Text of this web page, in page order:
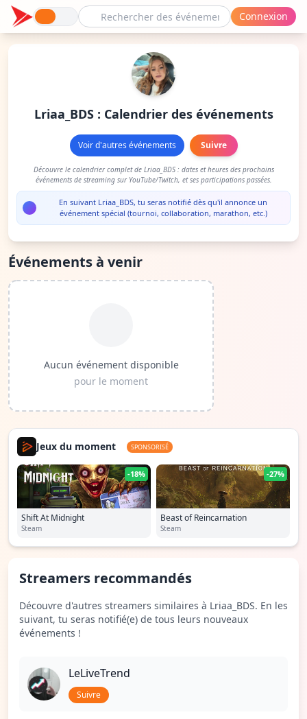
Connexion
Lriaa_BDS : Calendrier des événements
Voir d'autres événements Suivre
Découvre le calendrier complet de Lriaa_BDS : dates et heures des prochains
événements de streaming sur YouTube/Twitch, et ses participations passées.
En suivant Lriaa_BDS, tu seras notifié dès qu'il annonce un
événement spécial (tournoi, collaboration, marathon, etc.)
Événements à venir
Aucun événement disponible
pour le moment
Jeux du moment SPONSORISÉ
-18%
Shift At Midnight
Steam
-27%
Beast of Reincarnation
Steam
Streamers recommandés
Découvre d'autres streamers similaires à Lriaa_BDS. En les
suivant, tu seras notifié(e) de tous leurs nouveaux
événements !
LeLiveTrend
Suivre